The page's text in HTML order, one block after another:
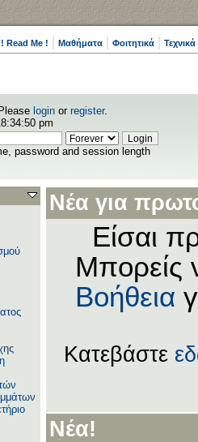
! Read Me ! Μαθήματα Φοιτητικά
login or register.
pm
password and session length
Νέα για
Είσαι
Μπορείς
Βοήθεια
Κατεβάστε
Νέα!